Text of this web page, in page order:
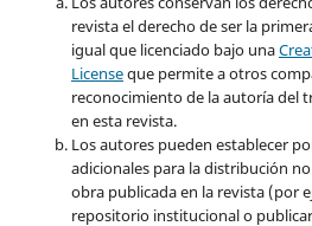
revista el derecho de ser la
igual que licenciado bajo una
Licenseque permite a otros
reconocimiento de la autoría del
en esta revista.
Los autores pueden establecer
adicionales para la distribución
obra publicada en la revista (por
repositorio institucional o